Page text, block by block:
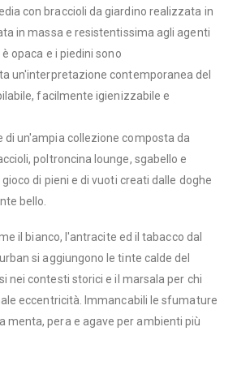
con braccioli da giardino realizzata in
in massa e resistentissima agli agenti
opaca e i piedini sono
un'interpretazione contemporanea del
facilmente igienizzabile e
di un'ampia collezione composta da
poltroncina lounge, sgabello e
di pieni e di vuoti creati dalle doghe
bello.
il bianco, l'antracite ed il tabacco dal
si aggiungono le tinte calde del
nei contesti storici e il marsala per chi
eccentricità.‎ Immancabili le sfumature
menta, pera e agave per ambienti più